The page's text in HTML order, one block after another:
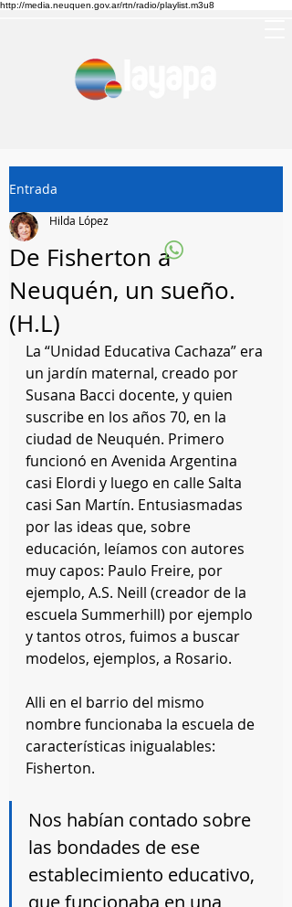
http://media.neuquen.gov.ar/rtn/radio/playlist.m3u8
Entrada
De Fisherton a
Neuquén, un sueño.
(H.L)
Hilda López
La “Unidad Educativa Cachaza” era
un jardín maternal, creado por
Susana Bacci docente, y quien
suscribe en los años 70, en la
ciudad de Neuquén. Primero
funcionó en Avenida Argentina
casi Elordi y luego en calle Salta
casi San Martín. Entusiasmadas
por las ideas que, sobre
educación, leíamos con autores
muy capos: Paulo Freire, por
ejemplo, A.S. Neill (creador de la
escuela Summerhill) por ejemplo
y tantos otros, fuimos a buscar
modelos, ejemplos, a Rosario.
Alli en el barrio del mismo
nombre funcionaba la escuela de
características inigualables:
Fisherton.
Nos habían contado sobre
las bondades de ese
establecimiento educativo,
que funcionaba en una